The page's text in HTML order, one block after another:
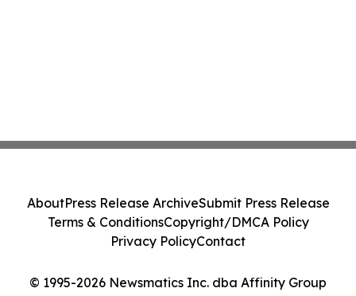
© 1995-2026 Newsmatics Inc. dba Affinity Group
AboutPress Release ArchiveSubmit Press Release
Terms & ConditionsCopyright/DMCA Policy
Privacy PolicyContact